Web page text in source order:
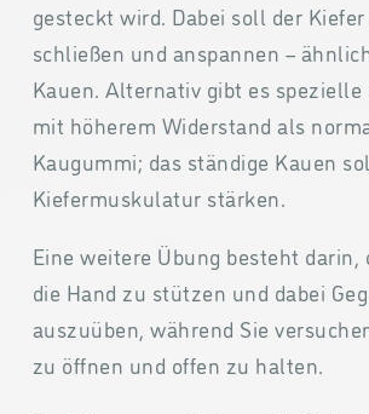
gesteckt wird. Dabei soll der
schließen und anspannen –
Kauen. Alternativ gibt es
mit höherem Widerstand als
Kaugummi; das ständige Kauen
Kiefermuskulatur stärken.
Eine weitere Übung besteht darin,
die Hand zu stützen und dabei
auszuüben, während Sie
zu öffnen und offen zu halten.